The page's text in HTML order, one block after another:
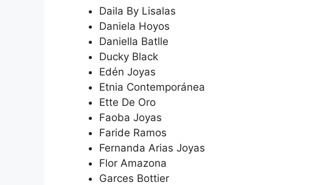
Daila By Lisalas
Daniela Hoyos
Daniella Batlle
Ducky Black
Edén Joyas
Etnia Contemporánea
Ette De Oro
Faoba Joyas
Faride Ramos
Fernanda Arias Joyas
Flor Amazona
Garces Bottier